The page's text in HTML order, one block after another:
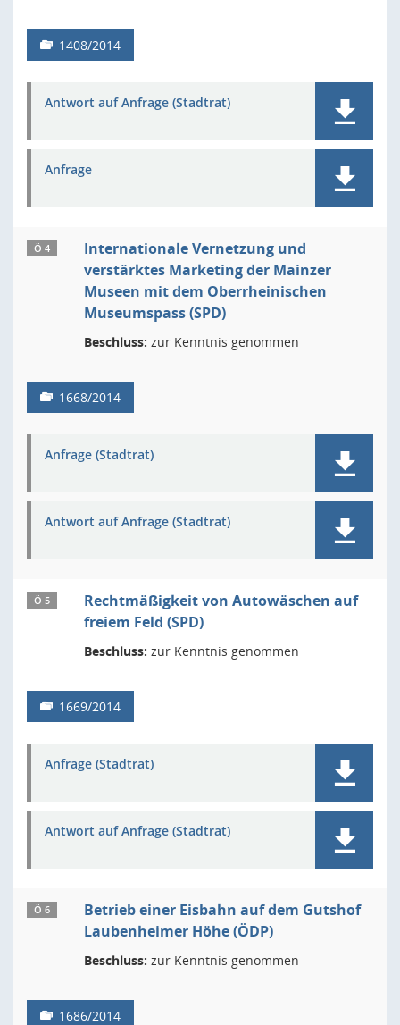
1408/2014
Antwort auf Anfrage (Stadtrat)
Anfrage
Ö 4
Internationale Vernetzung und
verstärktes Marketing der Mainzer
Museen mit dem Oberrheinischen
Museumspass (SPD)
Beschluss: zur Kenntnis genommen
1668/2014
Anfrage (Stadtrat)
Antwort auf Anfrage (Stadtrat)
Ö 5
Rechtmäßigkeit von Autowäschen auf
freiem Feld (SPD)
Beschluss: zur Kenntnis genommen
1669/2014
Anfrage (Stadtrat)
Antwort auf Anfrage (Stadtrat)
Ö 6
Betrieb einer Eisbahn auf dem Gutshof
Laubenheimer Höhe (ÖDP)
Beschluss: zur Kenntnis genommen
1686/2014